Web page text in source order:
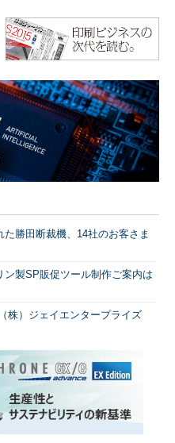
勝田断裁機、14社のお客さま
製SP販促ツール制作ご案内は
株）ジェイエンタープライズ